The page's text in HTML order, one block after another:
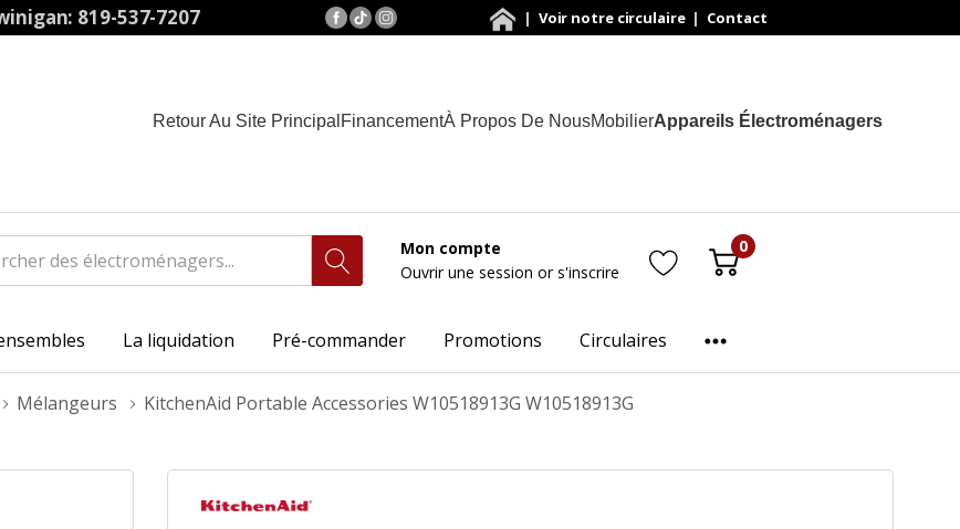
819-537-7207 | Voir notre circulaire | Contact
Retour Au Site Principal FinancementÀ Propos De NousMobilierAppareils Électroménagers
Mon compte
Ouvrir une session or s'inscrire
0
La liquidation Pré-commander Promotions Circulaires
Mélangeurs KitchenAid Portable Accessories W10518913G W10518913G